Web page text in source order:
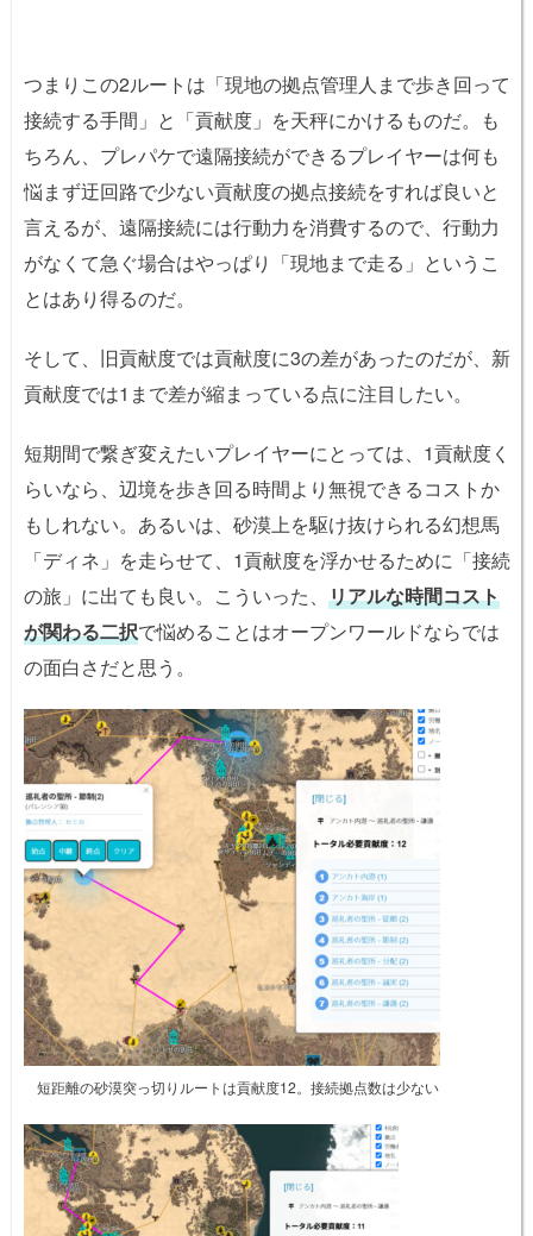
つまりこの2ルートは「現地の拠点管理人まで歩き回って
接続する手間」と「貢献度」を天秤にかけるものだ。も
ちろん、プレパケで遠隔接続ができるプレイヤーは何も
悩まず迂回路で少ない貢献度の拠点接続をすれば良いと
言えるが、遠隔接続には行動力を消費するので、行動力
がなくて急ぐ場合はやっぱり「現地まで走る」というこ
とはあり得るのだ。
そして、旧貢献度では貢献度に3の差があったのだが、新
貢献度では1まで差が縮まっている点に注目したい。
短期間で繋ぎ変えたいプレイヤーにとっては、1貢献度く
らいなら、辺境を歩き回る時間より無視できるコストか
もしれない。あるいは、砂漠上を駆け抜けられる幻想馬
「ディネ」を走らせて、1貢献度を浮かせるために「接続
の旅」に出ても良い。こういった、 リアルな時間コスト
が関わる二択で悩めることはオープンワールドならでは
の面白さだと思う。
短距離の砂漠突っ切りルートは貢献度12。接続拠点数は少ない